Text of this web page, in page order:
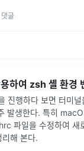
글
여 zsh 셸 환경
진행하다 보면 터미
발생한다. 특히
파일을 수정하여 새
해 본다.